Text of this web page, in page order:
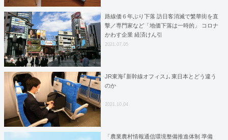
路線価６年ぶり下落 訪日客消滅で繁華街を直
撃／専門家など「地価下落は一時的」 コロナ
かわす企業 経済けん引
2021.07.05
JR東海｢新幹線オフィス｣､東日本とどう違う
のか
2021.10.04
「農業農村情報通信環境整備推進体制 準備